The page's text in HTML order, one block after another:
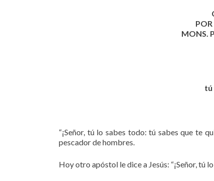
MONS.
tú
“¡Señor, tú lo sabes todo: tú sabes que te
pescador de hombres.
Hoy otro apóstol le dice a Jesús: “¡Señor, tú